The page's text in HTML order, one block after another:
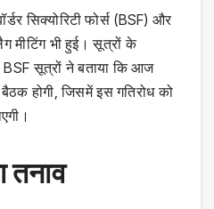
सिक्योरिटी फोर्स (BSF) और
मीटिंग भी हुई। सूत्रों के
सूत्रों ने बताया कि आज
होगी, जिसमें इस गतिरोध को
तनाव